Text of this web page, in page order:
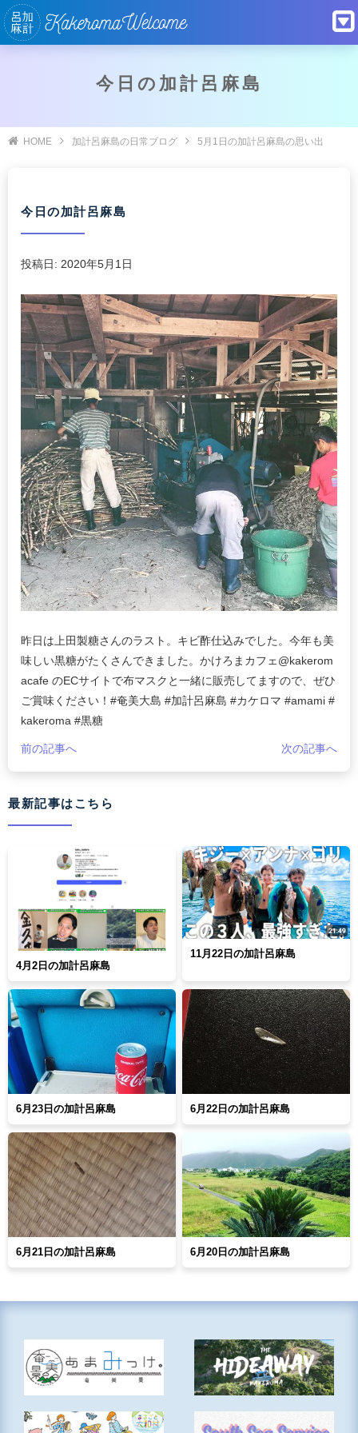
今日の加計呂麻島
HOME 加計呂麻島の日常ブログ 5月1日の加計呂麻島の思い出
今日の加計呂麻島
投稿日: 2020年5月1日
昨日は上田製糖さんのラスト。キビ酢仕込みでした。今年も美
味しい黒糖がたくさんできました。かけろまカフェ@kakerom
acafe のECサイトで布マスクと一緒に販売してますので、ぜひ
ご賞味ください！#奄美大島 #加計呂麻島 #カケロマ #amami #
kakeroma #黒糖
前の記事へ 次の記事へ
最新記事はこちら
4月2日の加計呂麻島
11月22日の加計呂麻島
6月23日の加計呂麻島 6月22日の加計呂麻島
6月21日の加計呂麻島 6月20日の加計呂麻島